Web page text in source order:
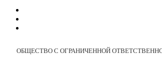
ОБЩЕСТВО С ОГРАНИЧЕННОЙ